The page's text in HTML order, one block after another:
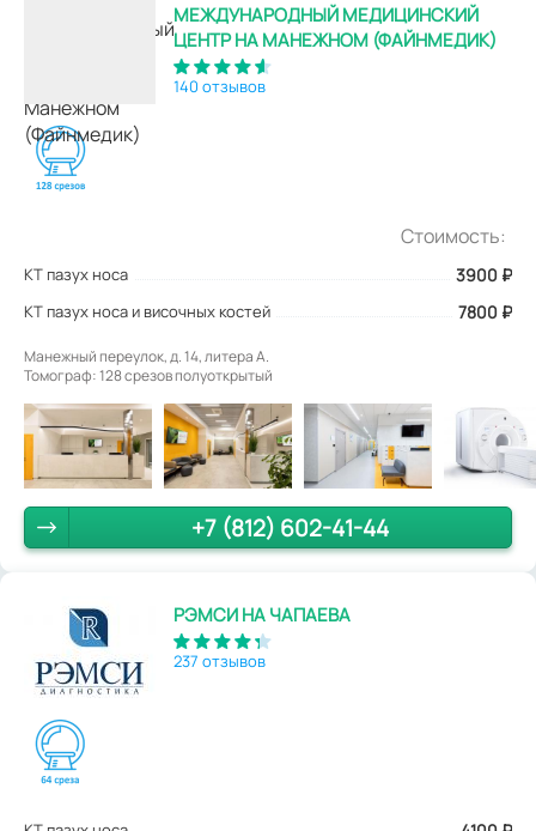
МЕЖДУНАРОДНЫЙ МЕДИЦИНСКИЙ
ЦЕНТР НА МАНЕЖНОМ (ФАЙНМЕДИК)
140 отзывов
Стоимость:
КТ пазух носа 3900 ₽
КТ пазух носа и височных костей 7800 ₽
Манежный переулок, д. 14, литера А.
Томограф: 128 срезов полуоткрытый
+7 (812) 602-41-44
РЭМСИ НА ЧАПАЕВА
237 отзывов